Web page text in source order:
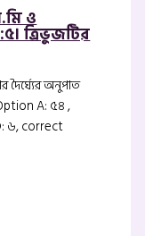
ও
ত্রিভুজটির
দৈর্ঘ্যের অনুপাত
A: ৫৪ ,
৬, correct